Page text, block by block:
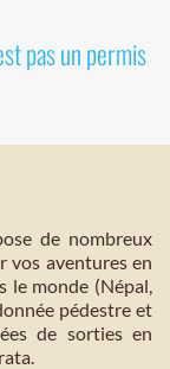
pas un permis
de nombreux
vos aventures en
le monde (Népal,
pédestre et
de sorties en